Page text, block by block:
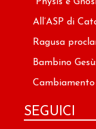
All’ASP di
Ragusa
Bambino
SEGUICI